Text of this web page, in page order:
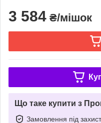
3 584 ₴/мішок
Що таке купити з
Замовлення під